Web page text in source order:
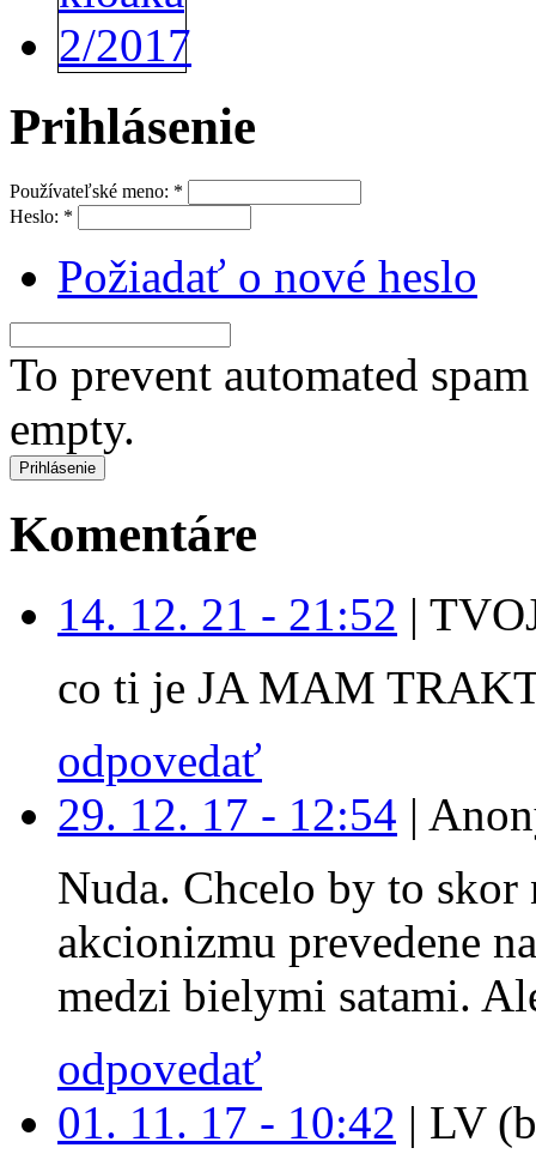
Prihlásenie
Používateľské meno: *
Heslo: *
Požiadať o nové heslo
To prevent automated
empty.
Komentáre
14. 12. 21 - 21:52 |
co ti je JA MAM
odpovedať
29. 12. 17 - 12:54 |
Nuda. Chcelo by to
akcionizmu prevedene
medzi bielymi satami.
odpovedať
01. 11. 17 - 10:42 | LV